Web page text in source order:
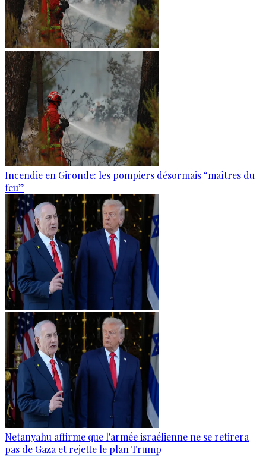
Incendie en Gironde: les pompiers désormais “maîtres du
feu”
Netanyahu affirme que l'armée israélienne ne se retirera
pas de Gaza et rejette le plan Trump